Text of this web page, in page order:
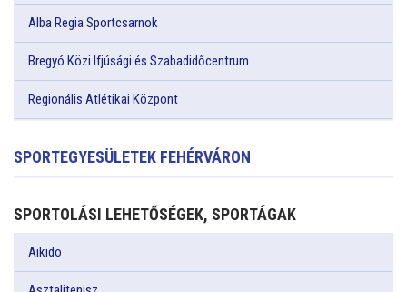
Alba Regia Sportcsarnok
Bregyó Közi Ifjúsági és Szabadidőcentrum
Regionális Atlétikai Központ
SPORTEGYESÜLETEK FEHÉRVÁRON
SPORTOLÁSI LEHETŐSÉGEK, SPORTÁGAK
Aikido